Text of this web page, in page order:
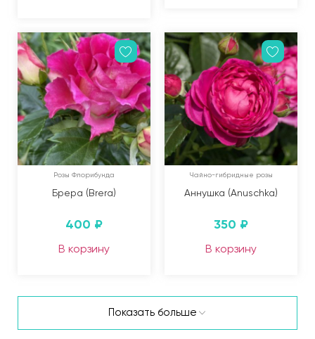
Розы Флорибунда
Брера (Brera)
400 ₽
В корзину
Чайно-гибридные розы
Аннушка (Anuschka)
350 ₽
В корзину
Показать больше